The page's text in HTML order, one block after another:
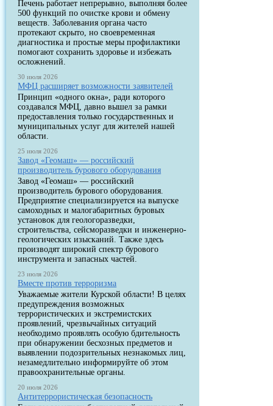
Печень работает непрерывно, выполняя более
500 функций по очистке крови и обмену
веществ. Заболевания органа часто
протекают скрыто, но своевременная
диагностика и простые меры профилактики
помогают сохранить здоровье и избежать
осложнений.
30 июля 2026
МФЦ расширяет возможности заявителей
Принцип «одного окна», ради которого
создавался МФЦ, давно вышел за рамки
предоставления только государственных и
муниципальных услуг для жителей нашей
области.
25 июля 2026
Завод «Геомаш» — российский
производитель бурового оборудования
Завод «Геомаш» — российский
производитель бурового оборудования.
Предприятие специализируется на выпуске
самоходных и малогабаритных буровых
установок для геологоразведки,
строительства, сейсморазведки и инженерно-
геологических изысканий. Также здесь
производят широкий спектр бурового
инструмента и запасных частей.
23 июля 2026
Вместе против терроризма
Уважаемые жители Курской области! В целях
предупреждения возможных
террористических и экстремистских
проявлений, чрезвычайных ситуаций
необходимо проявлять особую бдительность
при обнаружении бесхозных предметов и
выявлении подозрительных незнакомых лиц,
незамедлительно информируйте об этом
правоохранительные органы.
20 июля 2026
Антитеррористическая безопасность